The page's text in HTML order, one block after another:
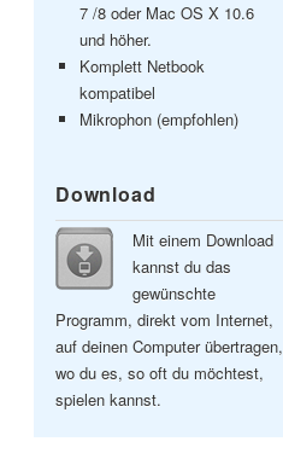
7 /8 oder Mac OS X 10.6
und höher.
Komplett Netbook
kompatibel
Mikrophon (empfohlen)
Download
Mit einem Download
kannst du das
gewünschte
Programm, direkt vom Internet,
auf deinen Computer übertragen,
wo du es, so oft du möchtest,
spielen kannst.